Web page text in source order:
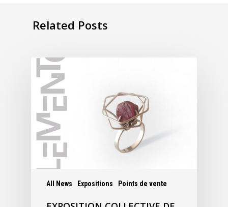
Related Posts
All News Expositions Points de vente